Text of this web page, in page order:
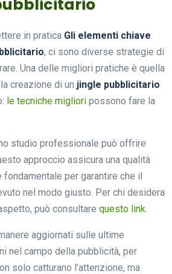
in pratica Gli elementi chiave
, ci sono diverse strategie di
Una delle migliori pratiche è quella
creazione di un jingle pubblicitario
le tecniche migliori possono fare la
studio professionale può offrire
approccio assicura una qualità
fondamentale per garantire che il
nel modo giusto. Per chi desidera
può consultare questo link.
aggiornati sulle ultime
nel campo della pubblicità, per
solo catturano l’attenzione, ma